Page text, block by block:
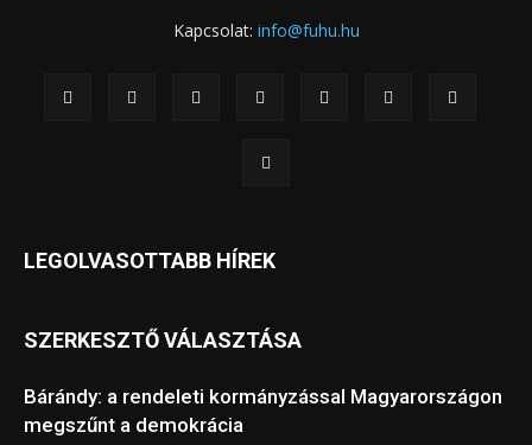
Kapcsolat: info@fuhu.hu
LEGOLVASOTTABB HÍREK
SZERKESZTŐ VÁLASZTÁSA
Bárándy: a rendeleti kormányzással Magyarországon
megszűnt a demokrácia